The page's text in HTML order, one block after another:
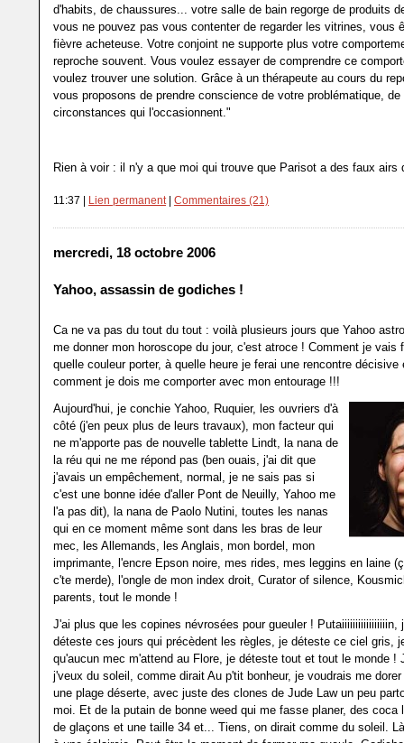
d'habits, de chaussures... votre salle de bain regorge de produits
vous ne pouvez pas vous contenter de regarder les vitrines, vous
fièvre acheteuse. Votre conjoint ne supporte plus votre
reproche souvent. Vous voulez essayer de comprendre ce
voulez trouver une solution. Grâce à un thérapeute au cours du
vous proposons de prendre conscience de votre problématique,
circonstances qui l'occasionnent."
Rien à voir : il n'y a que moi qui trouve que Parisot a des faux
11:37 | Lien permanent | Commentaires (21)
mercredi, 18 octobre 2006
Yahoo, assassin de godiches !
Ca ne va pas du tout du tout : voilà plusieurs jours que Yahoo
me donner mon horoscope du jour, c'est atroce ! Comment je vais
quelle couleur porter, à quelle heure je ferai une rencontre décisive
comment je dois me comporter avec mon entourage !!!
Aujourd'hui, je conchie Yahoo, Ruquier, les ouvriers d'à
côté (j'en peux plus de leurs travaux), mon facteur qui
ne m'apporte pas de nouvelle tablette Lindt, la nana de
la réu qui ne me répond pas (ben ouais, j'ai dit que
j'avais un empêchement, normal, je ne sais pas si
c'est une bonne idée d'aller Pont de Neuilly, Yahoo me
l'a pas dit), la nana de Paolo Nutini, toutes les nanas
qui en ce moment même sont dans les bras de leur
mec, les Allemands, les Anglais, mon bordel, mon
imprimante, l'encre Epson noire, mes rides, mes leggins en laine
c'te merde), l'ongle de mon index droit, Curator of silence,
parents, tout le monde !
J'ai plus que les copines névrosées pour gueuler ! Putaiiiiiiiiiiiiiiiiin,
déteste ces jours qui précèdent les règles, je déteste ce ciel gris,
qu'aucun mec m'attend au Flore, je déteste tout et tout le monde !
j'veux du soleil, comme dirait Au p'tit bonheur, je voudrais me
une plage déserte, avec juste des clones de Jude Law un peu
moi. Et de la putain de bonne weed qui me fasse planer, des coca
de glaçons et une taille 34 et... Tiens, on dirait comme du soleil.